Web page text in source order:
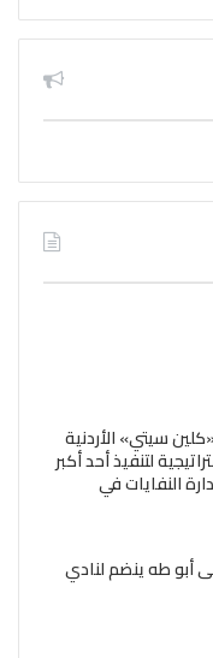
سيتي» الأردنية
لتنفيذ أحد أكبر
النفايات في
أبو طه ينضم لنادي